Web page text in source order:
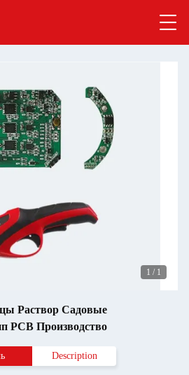
1 / 1
Раствор Садовые
PCB Производство
Description